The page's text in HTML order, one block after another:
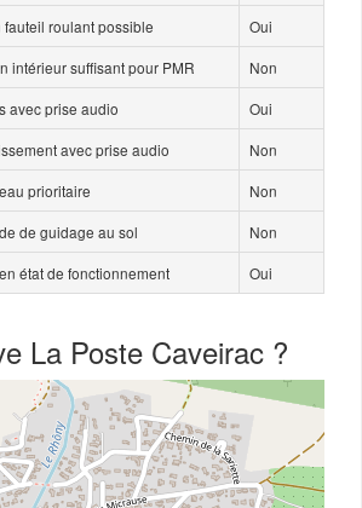
roulant possible
Oui
intérieur suffisant pour PMR
Non
avec prise audio
Oui
avec prise audio
Non
prioritaire
Non
de guidage au sol
Non
état de fonctionnement
Oui
La Poste Caveirac ?